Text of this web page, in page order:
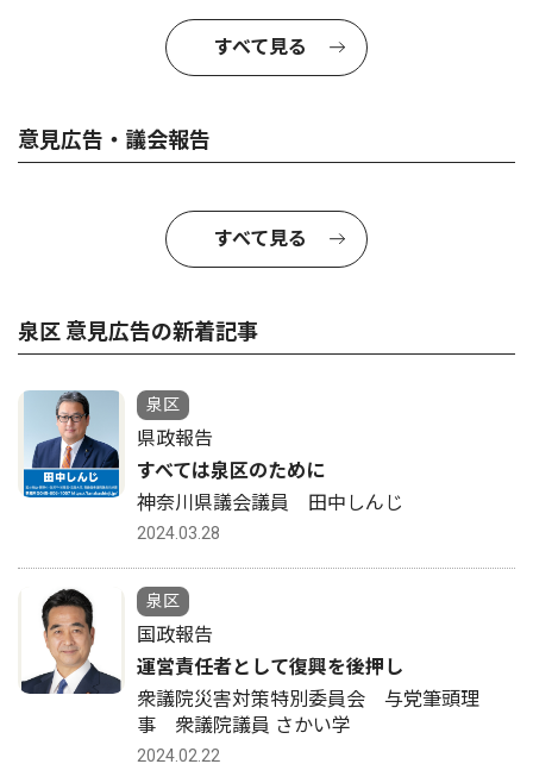
すべて見る
意見広告・議会報告
すべて見る
泉区 意見広告の新着記事
泉区
県政報告
すべては泉区のために
神奈川県議会議員 田中しんじ
2024.03.28
泉区
国政報告
運営責任者として復興を後押し
衆議院災害対策特別委員会 与党筆頭理
事 衆議院議員 さかい学
2024.02.22